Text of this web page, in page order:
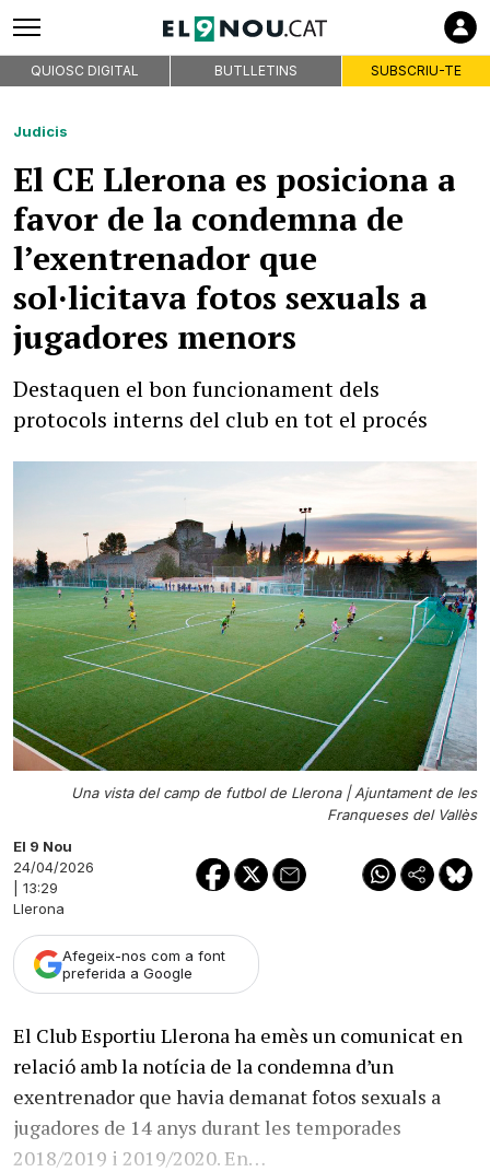
QUIOSC DIGITAL BUTLLETINS SUBSCRIU-TE
Judicis
El CE Llerona es posiciona a
favor de la condemna de
l’exentrenador que
sol·licitava fotos sexuals a
jugadores menors
Destaquen el bon funcionament dels
protocols interns del club en tot el procés
Una vista del camp de futbol de Llerona |Ajuntament de les
Franqueses del Vallès
El 9 Nou
24/04/2026
| 13:29
Llerona
Afegeix-nos com a font
preferida a Google
El Club Esportiu Llerona ha emès un comunicat en
relació amb la notícia de la condemna d’un
exentrenador que havia demanat fotos sexuals a
jugadores de 14 anys durant les temporades
2018/2019 i 2019/2020. En…